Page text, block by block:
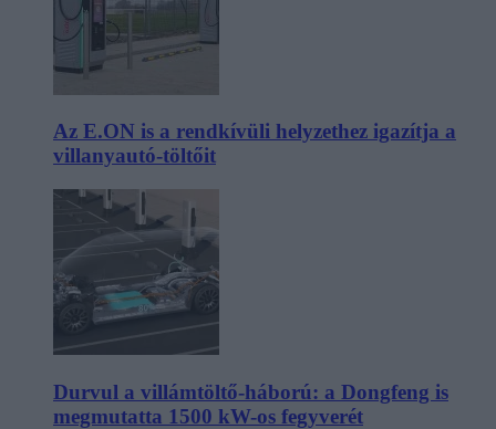
Az E.ON is a rendkívüli helyzethez igazítja a
villanyautó-töltőit
Durvul a villámtöltő-háború: a Dongfeng is
megmutatta 1500 kW-os fegyverét